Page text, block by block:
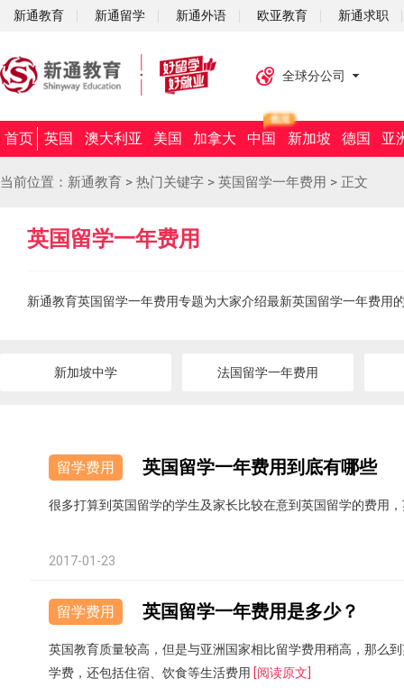
新通教育 新通留学 新通外语 欧亚教育 新通求职
全球分公司
首页 英国 澳大利亚 美国 加拿大 中国 新加坡 德国 亚
当前位置： 新通教育 > 热门关键字 > 英国留学一年费用 > 正文
英国留学一年费用
新通教育英国留学一年费用专题为大家介绍最新英国留学一年费
新加坡中学 法国留学一年费用
留学费用 英国留学一年费用到底有哪些
很多打算到英国留学的学生及家长比较在意到英国留学的费用
2017-01-23
留学费用 英国留学一年费用是多少？
英国教育质量较高，但是与亚洲国家相比留学费用稍高，那么
学费，还包括住宿、饮食等生活费用 [阅读原文]